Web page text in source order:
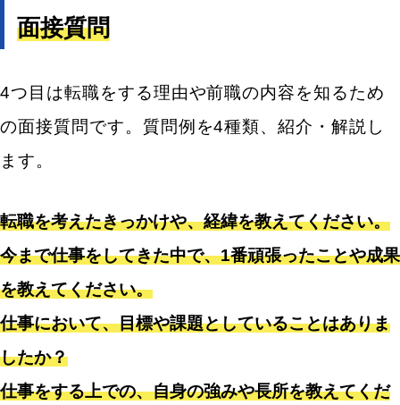
面接質問
4つ目は転職をする理由や前職の内容を知るため
の面接質問です。質問例を4種類、紹介・解説し
ます。
転職を考えたきっかけや、経緯を教えてください。
今まで仕事をしてきた中で、1番頑張ったことや成果
を教えてください。
仕事において、目標や課題としていることはありま
したか？
仕事をする上での、自身の強みや長所を教えてくだ